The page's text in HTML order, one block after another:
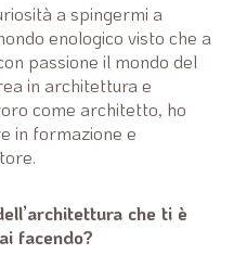
a spingermi a
enologico visto che a
passione il mondo del
in architettura e
come architetto, ho
in formazione e
che ti è
facendo?